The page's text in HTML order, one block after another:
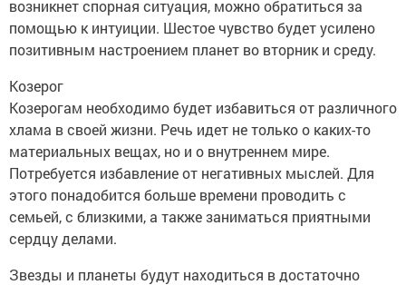
возникнет спорная ситуация, можно обратиться за
помощью к интуиции. Шестое чувство будет усилено
позитивным настроением планет во вторник и среду.
Козерог
Козерогам необходимо будет избавиться от различного
хлама в своей жизни. Речь идет не только о каких-то
материальных вещах, но и о внутреннем мире.
Потребуется избавление от негативных мыслей. Для
этого понадобится больше времени проводить с
семьей, с близкими, а также заниматься приятными
сердцу делами.
Звезды и планеты будут находиться в достаточно